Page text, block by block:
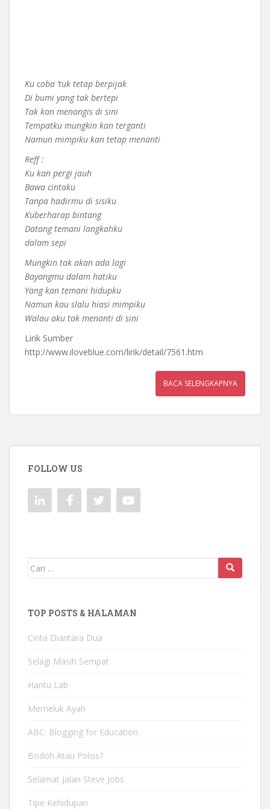
Ku coba ‘tuk tetap berpijak
Di bumi yang tak bertepi
Tak kan menangis di sini
Tempatku mungkin kan terganti
Namun mimpiku kan tetap menanti
Reff :
Ku kan pergi jauh
Bawa cintaku
Tanpa hadirmu di sisiku
Kuberharap bintang
Datang temani langkahku
dalam sepi
Mungkin tak akan ada lagi
Bayangmu dalam hatiku
Yang kan temani hidupku
Namun kau slalu hiasi mimpiku
Walau aku tak menanti di sini
Lirik Sumber
http://www.iloveblue.com/lirik/detail/7561.htm
BACA SELENGKAPNYA
FOLLOW US
Mencari:
TOP POSTS & HALAMAN
Cinta Diantara Dua
Selagi Masih Sempat
Hantu Lab
Memeluk Ayah
ABC: Blogging for Education
Bodoh Atau Polos?
Selamat Jalan Steve Jobs
Tipe Kehidupan